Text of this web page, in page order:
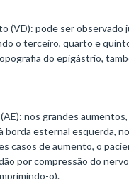
(VD): pode ser observado
o terceiro, quarto e
do epigástrio,
nos grandes
borda esternal esquerda,
casos de aumento, o
por compressão do
o).